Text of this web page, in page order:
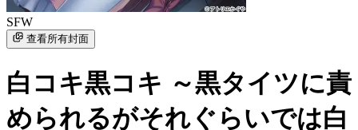
SFW
查看所有封面
白コキ黒コキ ～黒タイツに責
められるがそれぐらいでは白